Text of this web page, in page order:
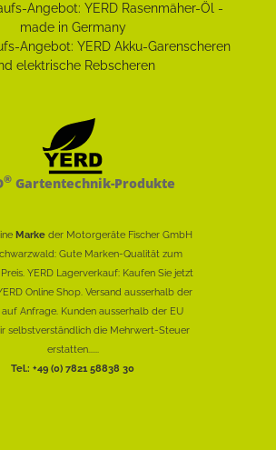
®Gartentechnik-Produkte
Marke der Motorgeräte Fischer GmbH
Gute Marken-Qualität zum
YERD Lagerverkauf: Kaufen Sie jetzt
Online Shop. Versand ausserhalb der
Anfrage. Kunden ausserhalb der EU
selbstverständlich die Mehrwert-Steuer
erstatten......
Tel.: +49 (0) 7821 58838 30